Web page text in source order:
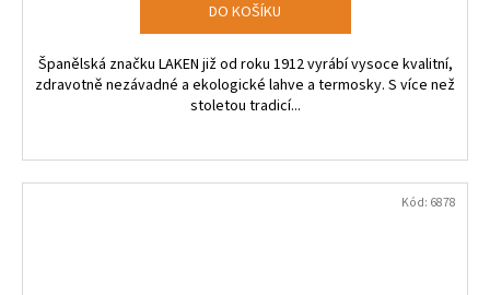
DO KOŠÍKU
​Španělská značku LAKEN již od roku 1912 vyrábí vysoce kvalitní,
zdravotně nezávadné a ekologické lahve a termosky. S více než
stoletou tradicí...
Kód: 6878